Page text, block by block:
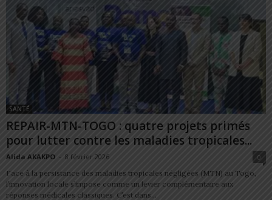
SANTÉ
REPAIR-MTN-TOGO : quatre projets primés
pour lutter contre les maladies tropicales...
Alida AKAKPO - 8 février 2026
0
Face à la persistance des maladies tropicales négligées (MTN) au Togo,
l’innovation locale s’impose comme un levier complémentaire aux
réponses médicales classiques. C’est dans...